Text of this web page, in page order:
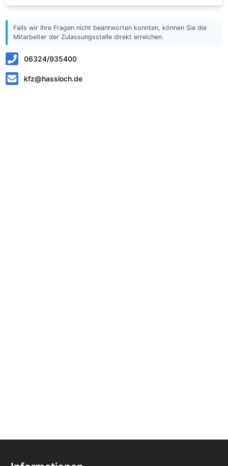
Falls wir Ihre Fragen nicht beantworten konnten, können Sie die
Mitarbeiter der Zulassungsstelle direkt erreichen.
06324/935400
kfz@hassloch.de